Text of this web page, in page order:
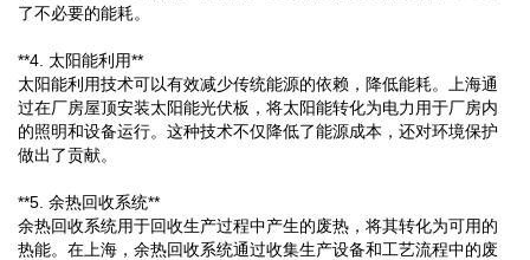
了不必要的能耗。
**4. 太阳能利用**
太阳能利用技术可以有效减少传统能源的依赖，降低能耗。上海通
过在厂房屋顶安装太阳能光伏板，将太阳能转化为电力用于厂房内
的照明和设备运行。这种技术不仅降低了能源成本，还对环境保护
做出了贡献。
**5. 余热回收系统**
余热回收系统用于回收生产过程中产生的废热，将其转化为可用的
热能。在上海，余热回收系统通过收集生产设备和工艺流程中的废